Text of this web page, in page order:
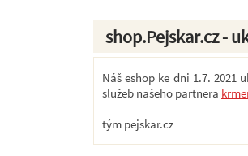
shop.Pejskar.cz -
Náš eshop ke dni 1.7.
služeb našeho partnera
tým pejskar.cz